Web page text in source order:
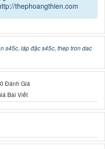
thephoangthien.com
s45c, láp đặc s45c, thep tron dac
Đánh Giá
Bài Viết